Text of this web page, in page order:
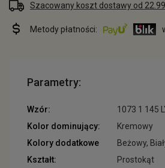
Szacowany koszt dostawy od 22.99
Metody płatności:
Parametry:
Wzór:
1073 1 145
Kolor dominujący:
Kremowy
Kolory dodatkowe
Beżowy,
Kształt:
Prostokąt